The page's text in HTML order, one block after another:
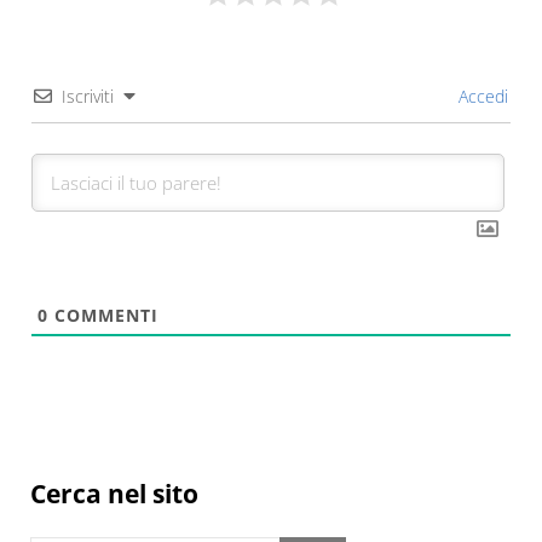
Iscriviti Accedi
0 COMMENTI
Sidebar
Cerca nel sito